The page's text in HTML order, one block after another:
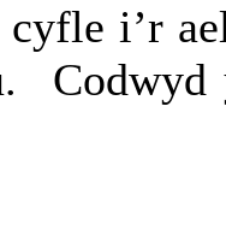
cyfle i’r
Codwyd